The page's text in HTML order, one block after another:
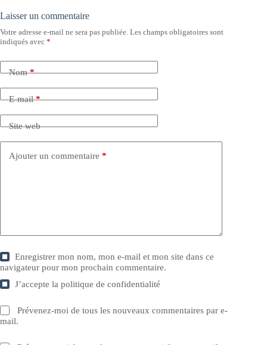
Laisser un commentaire
Votre adresse e-mail ne sera pas publiée. Les champs obligatoires sont
indiqués avec *
Nom*
E-mail*
Site web
Ajouter un commentaire *
Enregistrer mon nom, mon e-mail et mon site dans ce
navigateur pour mon prochain commentaire.
J’accepte lapolitique de confidentialité
Prévenez-moi de tous les nouveaux commentaires par e-
mail.